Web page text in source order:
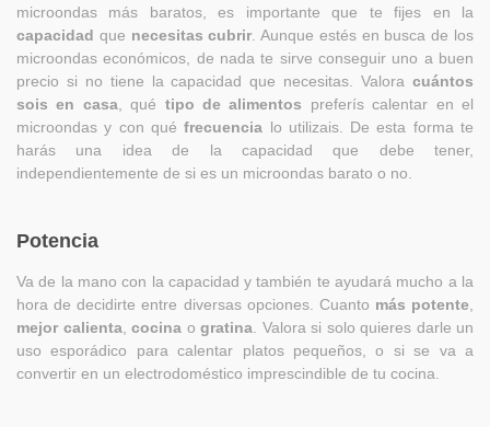
microondas más baratos, es importante que te fijes en la
capacidad que necesitas cubrir . Aunque estés en busca de los
microondas económicos, de nada te sirve conseguir uno a buen
precio si no tiene la capacidad que necesitas. Valora cuántos
sois en casa, qué tipo de alimentos preferís calentar en el
microondas y con quéfrecuencia lo utilizais. De esta forma te
harás una idea de la capacidad que debe tener,
independientemente de si es un microondas barato o no.
Potencia
Va de la mano con la capacidad y también te ayudará mucho a la
hora de decidirte entre diversas opciones. Cuanto más potente
mejor calienta, cocina o gratina . Valora si solo quieres darle un
uso esporádico para calentar platos pequeños, o si se va a
convertir en un electrodoméstico imprescindible de tu cocina.